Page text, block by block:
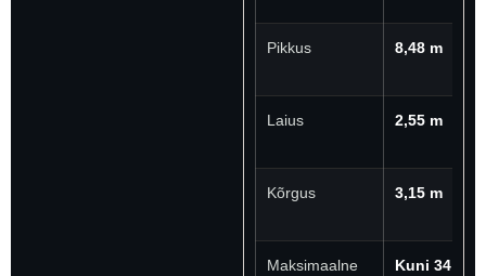
Pikkus 8,48 m
Laius 2,55 m
Kõrgus 3,15 m
Maksimaalne
Kuni 34 km/